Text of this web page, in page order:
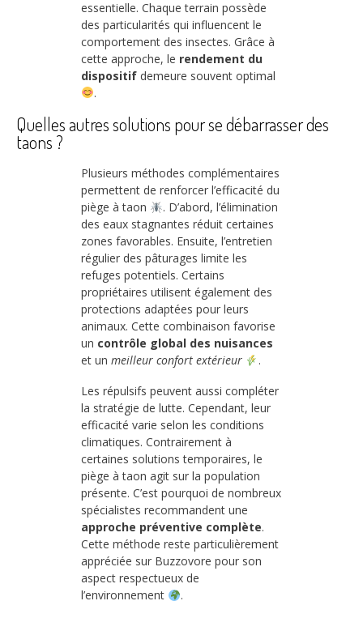
essentielle. Chaque terrain possède
des particularités qui influencent le
comportement des insectes. Grâce à
cette approche, le rendement du
dispositif demeure souvent optimal
.
Quelles autres solutions pour se débarrasser des
taons ?
Plusieurs méthodes complémentaires
permettent de renforcer l’efficacité du
piège à taon
. D’abord, l’élimination
des eaux stagnantes réduit certaines
zones favorables. Ensuite, l’entretien
régulier des pâturages limite les
refuges potentiels. Certains
propriétaires utilisent également des
protections adaptées pour leurs
animaux. Cette combinaison favorise
un contrôle global des nuisances
et un meilleur confort extérieur
.
Les répulsifs peuvent aussi compléter
la stratégie de lutte. Cependant, leur
efficacité varie selon les conditions
climatiques. Contrairement à
certaines solutions temporaires, le
piège à taon agit sur la population
présente. C’est pourquoi de nombreux
spécialistes recommandent une
approche préventive complète.
Cette méthode reste particulièrement
appréciée sur Buzzovore pour son
aspect respectueux de
l’environnement
.